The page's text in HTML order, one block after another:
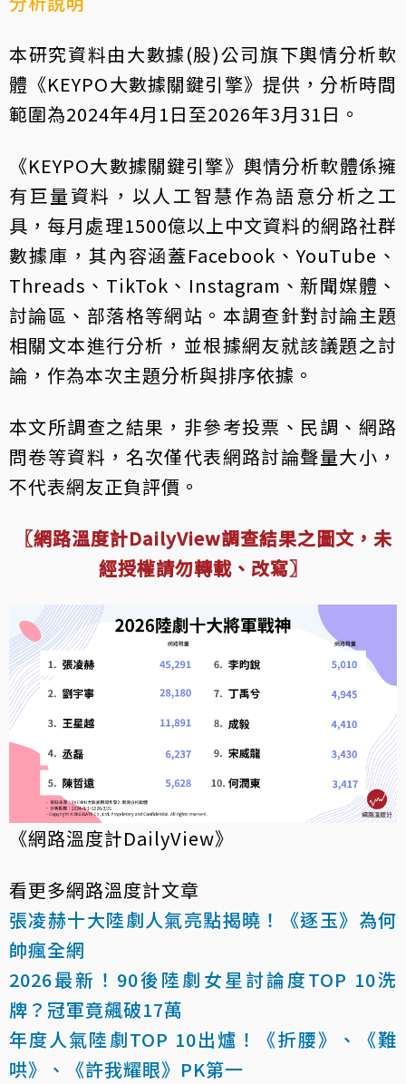
本研究資料由大數據(股)公司旗下輿情分析軟
體《KEYPO大數據關鍵引擎》提供，分析時間
範圍為2024年4月1日至2026年3月31日。
《KEYPO大數據關鍵引擎》輿情分析軟體係擁
有巨量資料，以人工智慧作為語意分析之工
具，每月處理1500億以上中文資料的網路社群
數據庫，其內容涵蓋Facebook、YouTube、
Threads、TikTok、Instagram、新聞媒體、
討論區、部落格等網站。本調查針對討論主題
相關文本進行分析，並根據網友就該議題之討
論，作為本次主題分析與排序依據。
本文所調查之結果，非參考投票、民調、網路
問卷等資料，名次僅代表網路討論聲量大小，
不代表網友正負評價。
〖網路溫度計DailyView調查結果之圖文，未
經授權請勿轉載、改寫〗
《網路溫度計DailyView》
看更多網路溫度計文章
張凌赫十大陸劇人氣亮點揭曉！《逐玉》為何
帥瘋全網
2026最新！90後陸劇女星討論度TOP 10洗
牌？冠軍竟飆破17萬
年度人氣陸劇TOP 10出爐！《折腰》、《難
哄》、《許我耀眼》PK第一